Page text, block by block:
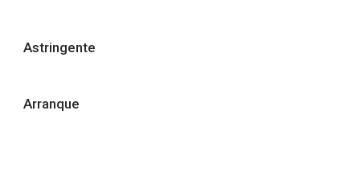
Astringente
Arranque